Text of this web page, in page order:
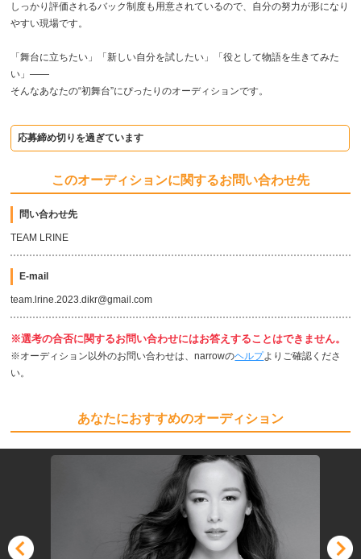
しっかり評価されるバック制度も用意されているので、自分の努力が形になり
やすい現場です。
「舞台に立ちたい」「新しい自分を試したい」「役として物語を生きてみた
い」――
そんなあなたの“初舞台”にぴったりのオーディションです。
応募締め切りを過ぎています
このオーディションに関するお問い合わせ先
問い合わせ先
TEAM LRINE
E-mail
team.lrine.2023.dikr@gmail.com
※選考の合否に関するお問い合わせにはお答えすることはできません。
※オーディション以外のお問い合わせは、narrowのヘルプよりご確認くださ
い。
あなたにおすすめのオーディション